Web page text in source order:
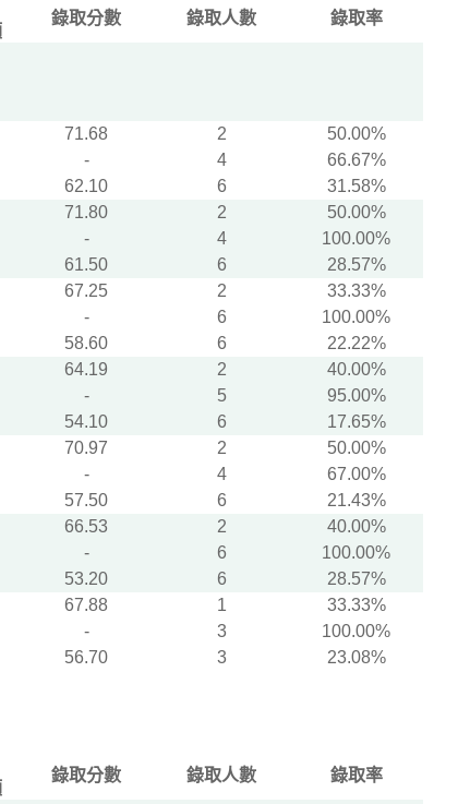
錄取分數 錄取人數 錄取率
71.68 2
50.00%
- 4
66.67%
62.10 6 31.58%
71.80 2
50.00%
- 4
100.00%
61.50 6 28.57%
67.25 2
33.33%
- 6
100.00%
58.60 6 22.22%
64.19 2
40.00%
- 5
95.00%
54.10 6 17.65%
70.97 2
50.00%
- 4
67.00%
57.50 6 21.43%
66.53 2
40.00%
- 6
100.00%
53.20 6 28.57%
67.88 1
33.33%
- 3
100.00%
56.70 3 23.08%
錄取分數 錄取人數 錄取率